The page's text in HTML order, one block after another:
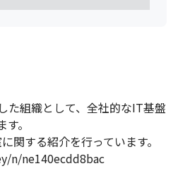
た組織として、全社的なIT基盤
。
関する紹介を行っています。
n/ne140ecdd8bac